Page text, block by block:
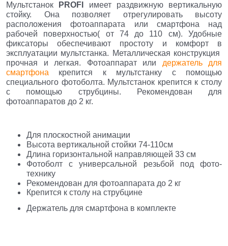
Мультстанок
PROFI имеет раздвижную вертикальную
стойку. Она позволяет отрегулировать высоту
расположения фотоаппарата или смартфона над
рабочей поверхностью( от 74 до 110 см). Удобные
фиксаторы обеспечивают простоту и комфорт в
эксплуатации мультстанка. Металлическая конструкция
прочная и легкая. Фотоаппарат или держатель для
смартфона крепится к мультстанку с помощью
специального фотоболта. Мультстанок крепится к столу
с помощью струбцины. Рекомендован для
фотоаппаратов до 2 кг.
Для плоскостной анимации
Высота вертикальной стойки 74-110см
Длина горизонтальной направляющей 33 см
Фотоболт с универсальной резьбой под фото-
технику
Рекомендован для фотоаппарата до 2 кг
Крепится к столу на струбцине
Держатель для смартфона в комплекте